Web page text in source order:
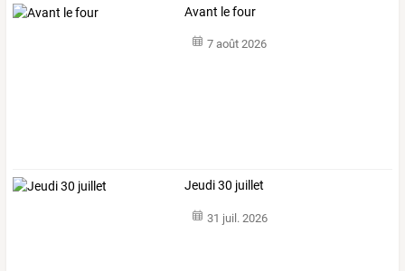
Avant le four
7 août 2026
Jeudi 30 juillet
31 juil. 2026